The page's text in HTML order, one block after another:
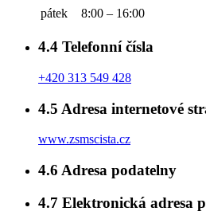
pátek
8:00 – 16:00
4.4 Telefonní čísla
+420 313 549 428
4.5 Adresa internetové
www.zsmscista.cz
4.6 Adresa podatelny
4.7 Elektronická adresa